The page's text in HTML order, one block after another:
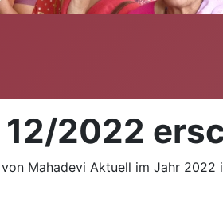
2022
Mahadevi Aktuell im Jahr 2022